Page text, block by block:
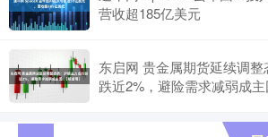
营收超185亿美元
东启网 贵金属期货延续调
跌近2%，避险需求减弱成主